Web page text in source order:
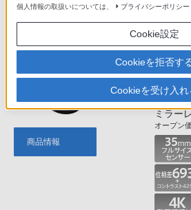
デジタル
α7 III
35mm
OSセン
マ/秒高
高精度
ミラー
オープン
商品情報
個人情報の取扱いについては、
プライバシーポリシー
Cookie設定
Cookieを拒否す
Cookieを受け入れ